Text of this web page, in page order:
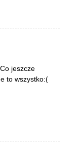
jeszcze
to wszystko:(